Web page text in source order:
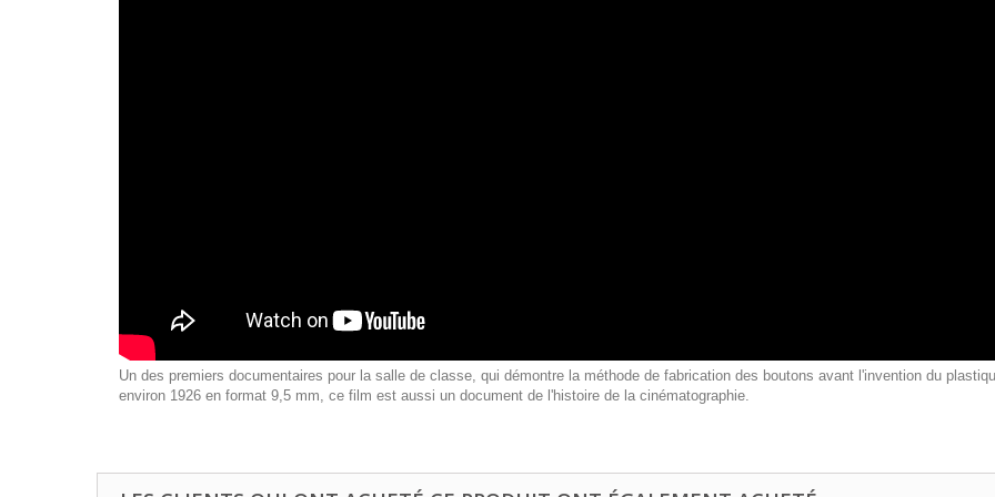
Un des premiers documentaires pour la salle de classe, qui démontre la méthode de fabrication des boutons avant l'invention du
environ 1926 en format 9,5 mm, ce film est aussi un document de l'histoire de la cinématographie.